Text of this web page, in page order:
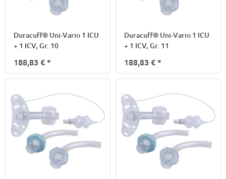
Duracuff® Uni-Vario 1 ICU
+ 1 ICV, Gr. 10
188,83 €*
Duracuff® Uni-Vario 1 ICU
+ 1 ICV, Gr. 11
188,83 €*